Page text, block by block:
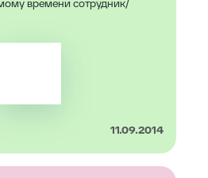
времени сотрудник/
11.09.2014